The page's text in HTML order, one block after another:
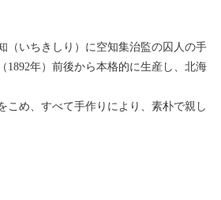
（いちきしり）に空知集治監の囚人の手
1892年）前後から本格的に生産し、北海
こめ、すべて手作りにより、素朴で親し